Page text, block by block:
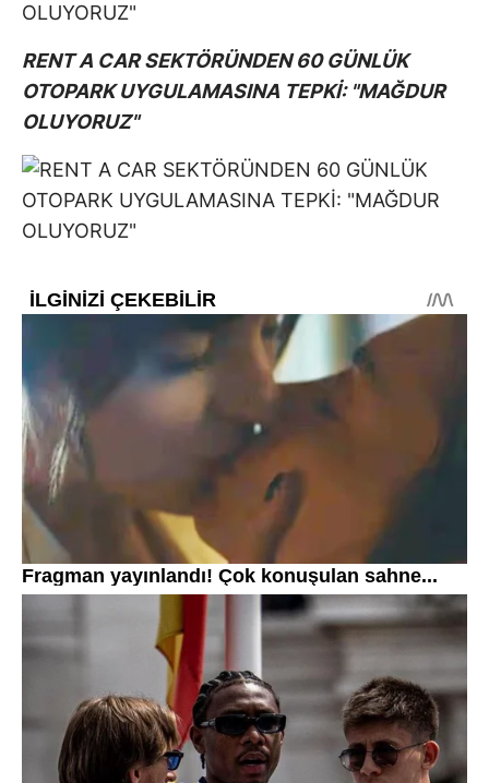
RENT A CAR SEKTÖRÜNDEN 60 GÜNLÜK
OTOPARK UYGULAMASINA TEPKİ: "MAĞDUR
OLUYORUZ"